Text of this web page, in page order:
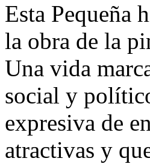
Esta Pequeña
la obra de la
Una vida
social y
expresiva de
atractivas y